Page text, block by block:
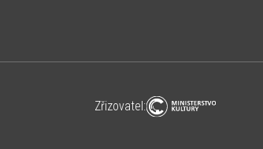
Zřizovatel: